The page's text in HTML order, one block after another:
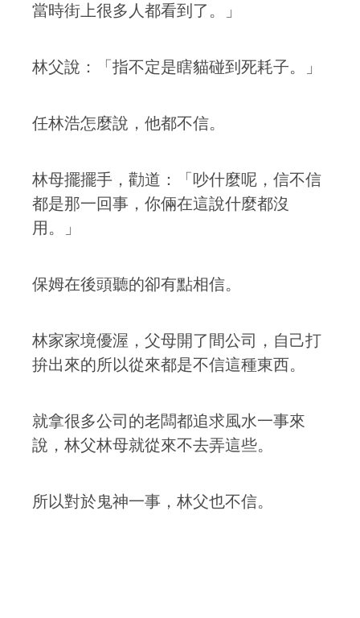
當時街上很多人都看到了。」
林父說：「指不定是瞎貓碰到死耗子。」
任林浩怎麼說，他都不信。
林母擺擺手，勸道：「吵什麼呢，信不信
都是那一回事，你倆在這說什麼都沒
用。」
保姆在後頭聽的卻有點相信。
林家家境優渥，父母開了間公司，自己打
拚出來的所以從來都是不信這種東西。
就拿很多公司的老闆都追求風水一事來
說，林父林母就從來不去弄這些。
所以對於鬼神一事，林父也不信。